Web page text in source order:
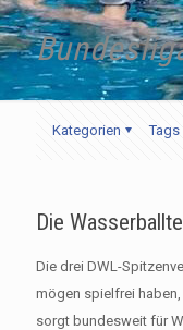
Kategorien Tags
Die
Die drei DWL-
mögen spielfrei
sorgt bundesweit für